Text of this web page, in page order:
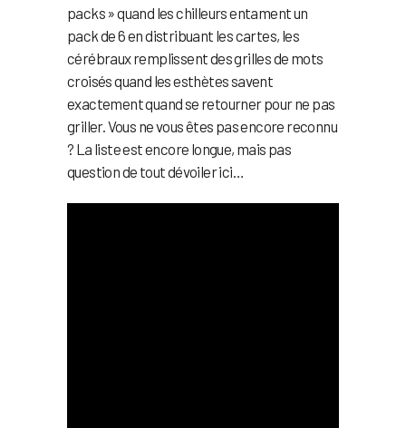
packs » quand les chilleurs entament un
pack de 6 en distribuant les cartes, les
cérébraux remplissent des grilles de mots
croisés quand les esthètes savent
exactement quand se retourner pour ne pas
griller. Vous ne vous êtes pas encore reconnu
? La liste est encore longue, mais pas
question de tout dévoiler ici…